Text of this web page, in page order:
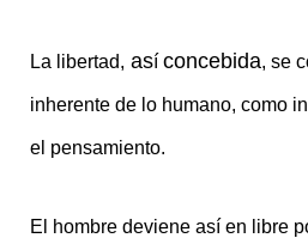
La libertad, así concebida, se
inherente de lo humano, como
el pensamiento.
El hombre deviene así en libre